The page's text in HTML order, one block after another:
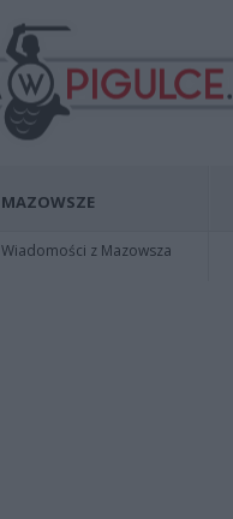
MAZOWSZE
Wiadomości z Mazowsza